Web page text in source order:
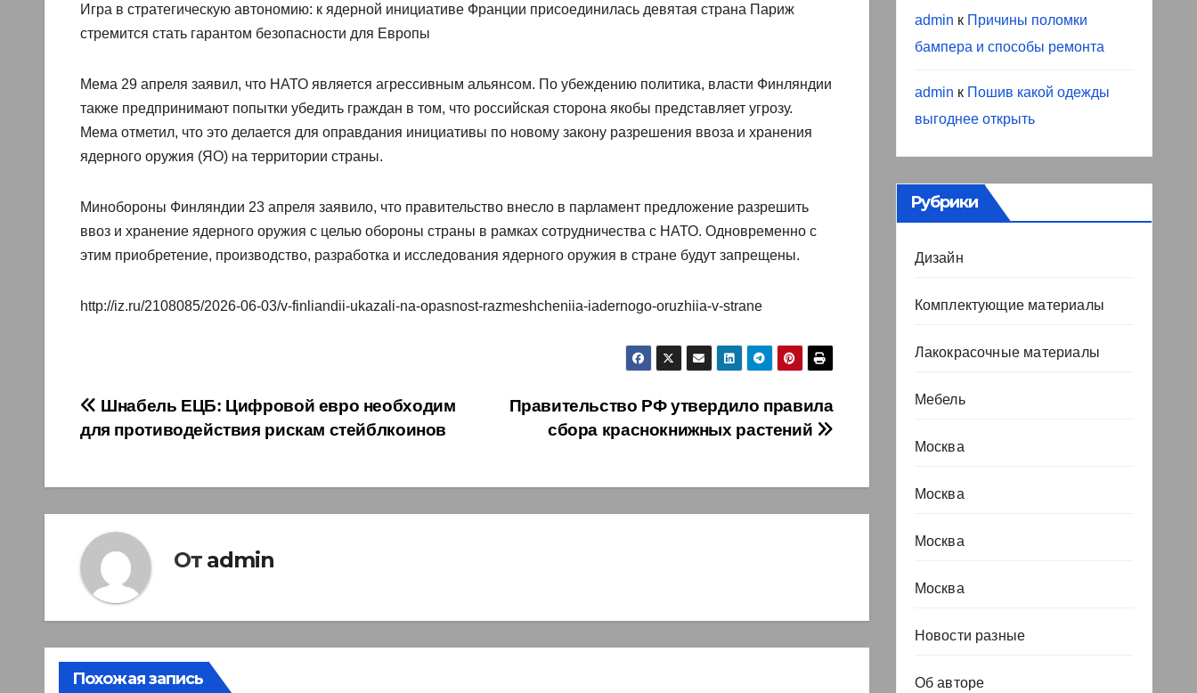
Игра в стратегическую автономию: к ядерной инициативе Франции присоединилась девятая страна Париж
стремится стать гарантом безопасности для Европы
Мема 29 апреля заявил, что НАТО является агрессивным альянсом. По убеждению политика, власти Финляндии
также предпринимают попытки убедить граждан в том, что российская сторона якобы представляет угрозу.
Мема отметил, что это делается для оправдания инициативы по новому закону разрешения ввоза и хранения
ядерного оружия (ЯО) на территории страны.
Минобороны Финляндии 23 апреля заявило, что правительство внесло в парламент предложение разрешить
ввоз и хранение ядерного оружия с целью обороны страны в рамках сотрудничества с НАТО. Одновременно с
этим приобретение, производство, разработка и исследования ядерного оружия в стране будут запрещены.
http://iz.ru/2108085/2026-06-03/v-finliandii-ukazali-na-opasnost-razmeshcheniia-iadernogo-oruzhiia-v-strane
Навигация
по
записям
Правительство РФ утвердило правила
сбора краснокнижных растений
Шнабель ЕЦБ: Цифровой евро необходим
для противодействия рискам стейблкоинов
От admin
Похожая запись
admin к Причины поломки
бампера и способы ремонта
admin к Пошив какой одежды
выгоднее открыть
Рубрики
Дизайн
Комплектующие материалы
Лакокрасочные материалы
Мебель
Москва
Москва
Москва
Москва
Новости разные
Об авторе